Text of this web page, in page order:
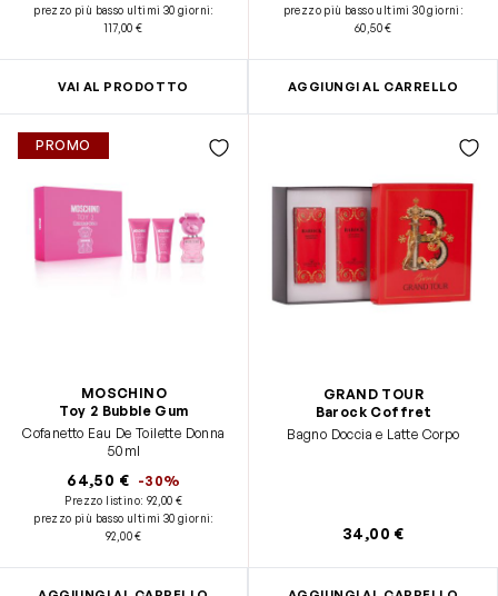
prezzo più basso ultimi 30 giorni:
117,00 €
VAI AL PRODOTTO
prezzo più basso ultimi 30 giorni :
60,50 €
AGGIUNGI AL CARRELLO
PROMO
MOSCHINO
Toy 2 Bubble Gum
Cofanetto Eau De Toilette Donna
50ml
64,50 € -30%
Prezzo listino: 92,00 €
prezzo più basso ultimi 30 giorni:
92,00 €
GRAND TOUR
Barock Coffret
Bagno Doccia e Latte Corpo
34,00 €